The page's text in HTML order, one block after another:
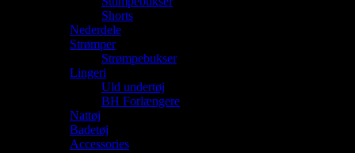
Shorts
Nederdele
Strømper
Strømpebukser
Lingeri
Uld undertøj
BH Forlængere
Nattøj
Badetøj
Accessories